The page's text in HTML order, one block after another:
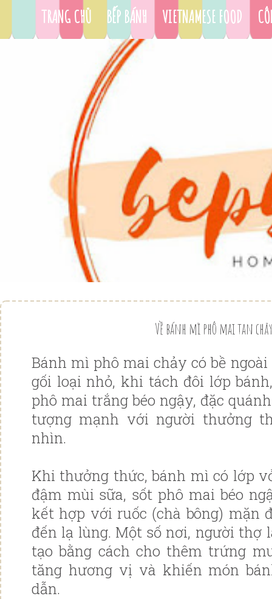
TRANG CHỦ BẾP BÁNH VIETNAMESE FOOD
Về bánh mì phô mai tan chảy
Bánh mì phô mai chảy có bề
gối loại nhỏ, khi tách đôi lớp
phô mai trắng béo ngậy, đặc
tượng mạnh với người thưởng
nhìn.
Khi thưởng thức, bánh mì có lớp
đậm mùi sữa, sốt phô mai béo
kết hợp với ruốc (chà bông) mặn
đến lạ lùng. Một số nơi, người thợ
tạo bằng cách cho thêm trứng
tăng hương vị và khiến món
dẫn.